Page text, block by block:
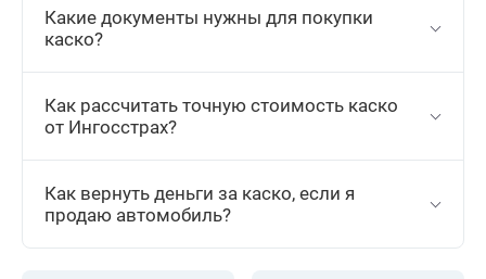
Какие документы нужны для покупки
каско?
Как рассчитать точную стоимость каско
от Ингосстрах?
Как вернуть деньги за каско, если я
продаю автомобиль?